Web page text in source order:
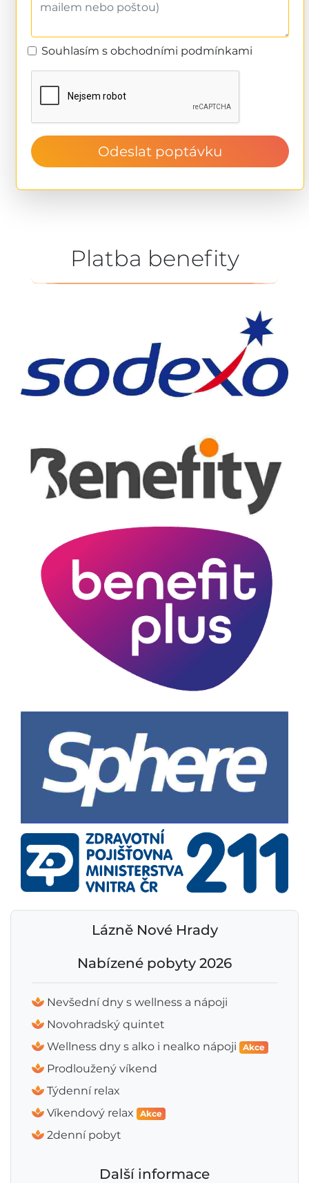
Lázně Nové Hrady
Nabízené pobyty 2026
Nevšední dny s wellness a nápoji
Novohradský quintet
Wellness dny s alko i nealko nápoji
Akce
Prodloužený víkend
Týdenní relax
Víkendový relax
Akce
2denní pobyt
Další informace
Souhlasím s obchodními podmínkami
Odeslat poptávku
Platba benefity